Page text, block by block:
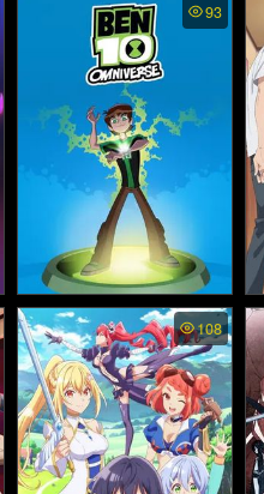
93
Ben 10 Omniverse พากย์ไ
ทย - เบ็นเท็น ออมนิเวอร์ส
(2012)
108